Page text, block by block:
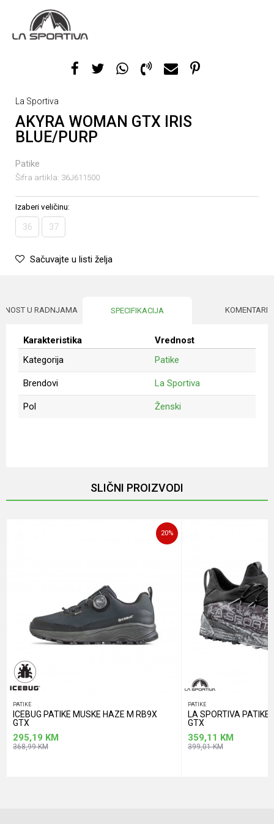
La Sportiva
AKYRA WOMAN GTX IRIS
BLUE/PURP
Patike
Šifra artikla: 36J611500
Izaberi veličinu:
36 37
Sačuvajte u listi želja
U RADNJAMA SPECIFIKACIJA KOMENTARI
Karakteristika
Vrednost
Kategorija
Patike
Brendovi La Sportiva
Pol Ženski
POŠALJI
SLIČNI PROIZVODI
20%
PATIKE
ICEBUG PATIKE MUSKE HAZE M RB9X
GTX
295,19 KM
368,99KM
PATIKE
LA SPORTIVA
GTX
359,11 KM
399,01KM